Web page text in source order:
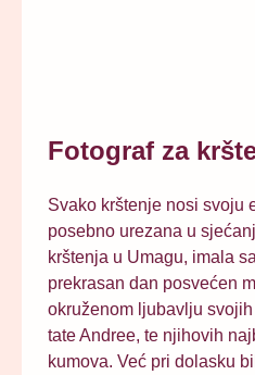
Fotograf za
Svako krštenje nosi svoju
posebno urezana u
krštenja u Umagu, imala
prekrasan dan posvećen
okruženom ljubavlju
tate Andree, te njihovih
kumova. Već pri dolasku